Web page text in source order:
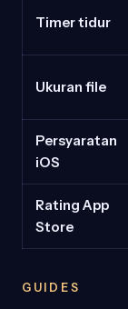
Timer tidur
Ukuran file
Persyaratan
iOS
Rating App
Store
GUIDES